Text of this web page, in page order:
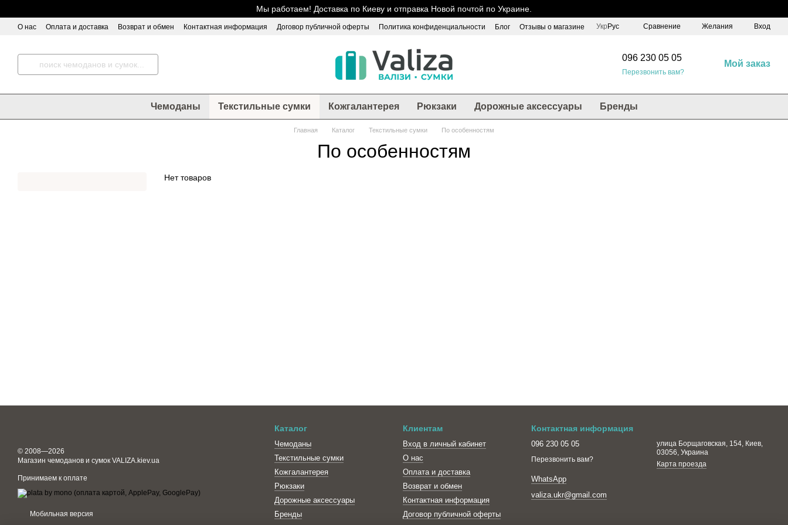
Мы работаем! Доставка по Киеву и отправка Новой почтой по Украине.
О нас Оплата и доставка Возврат и обмен Контактная информация Договор публичной оферты Политика конфиденциальности Блог Отзывы о магазине Укр Рус Сравнение Желания Вход
096 230 05 05
Перезвонить вам?
Мой заказ
Чемоданы Текстильные сумки Кожгалантерея Рюкзаки Дорожные аксессуары Бренды
Главная Каталог Текстильные сумки По особенностям
По особенностям
Нет товаров
© 2008—2026
Магазин чемоданов и сумок VALIZA.kiev.ua
Принимаем к оплате
Мобильная версия
Каталог
Чемоданы
Текстильные сумки
Кожгалантерея
Рюкзаки
Дорожные аксессуары
Бренды
Клиентам
Вход в личный кабинет
О нас
Оплата и доставка
Возврат и обмен
Контактная информация
Договор публичной оферты
Контактная информация
096 230 05 05
Перезвонить вам?
WhatsApp
valiza.ukr@gmail.com
улица Борщаговская, 154, Киев,
03056, Украина
Карта проезда